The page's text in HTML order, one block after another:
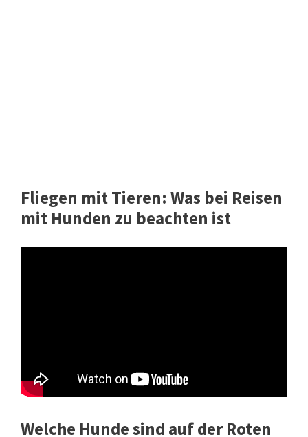
Fliegen mit Tieren: Was bei Reisen
mit Hunden zu beachten ist
Welche Hunde sind auf der Roten